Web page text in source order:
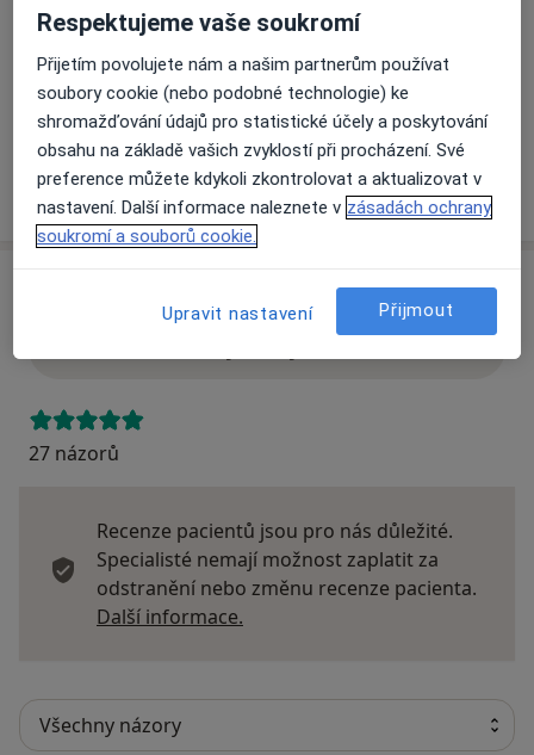
Způsoby platby (soukromé návštěvy)
Na teto adrese lékař přijímá pacienty na pojišťovnu
Detaily
Více
o adrese
27 názorů
Recenze pacientů jsou pro nás důležité.
Specialisté nemají možnost zaplatit za
odstranění nebo změnu recenze pacienta.
Další informace.
Respektujeme vaše soukromí
Přijetím povolujete nám a našim partnerům používat
soubory cookie (nebo podobné technologie) ke
shromažďování údajů pro statistické účely a poskytování
obsahu na základě vašich zvyklostí při procházení. Své
preference můžete kdykoli zkontrolovat a aktualizovat v
nastavení. Další informace naleznete v zásadách ochrany
soukromí a souborů cookie.
Upravit nastavení Přijmout